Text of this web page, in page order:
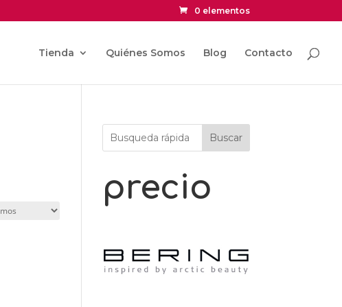
0 elementos
Tienda Quiénes Somos Blog Contacto
Buscar
precio